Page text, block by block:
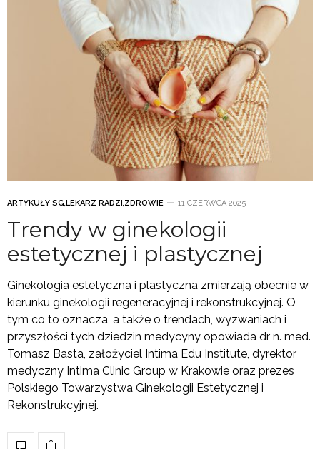
ARTYKUŁY SG,LEKARZ RADZI ,ZDROWIE 11 CZERWCA 2025
Trendy w ginekologii
estetycznej i plastycznej
Ginekologia estetyczna i plastyczna zmierzają obecnie w
kierunku ginekologii regeneracyjnej i rekonstrukcyjnej. O
tym co to oznacza, a także o trendach, wyzwaniach i
przyszłości tych dziedzin medycyny opowiada dr n. med.
Tomasz Basta, założyciel Intima Edu Institute, dyrektor
medyczny Intima Clinic Group w Krakowie oraz prezes
Polskiego Towarzystwa Ginekologii Estetycznej i
Rekonstrukcyjnej.